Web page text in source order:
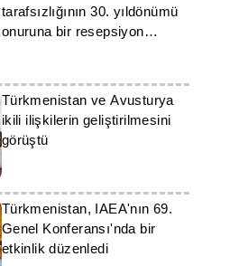
tarafsızlığının 30. yıldönümü
onuruna bir resepsiyon
Türkmenistan ve Avusturya
ikili ilişkilerin geliştirilmesini
görüştü
Türkmenistan, IAEA'nın 69.
Genel Konferansı'nda bir
etkinlik düzenledi